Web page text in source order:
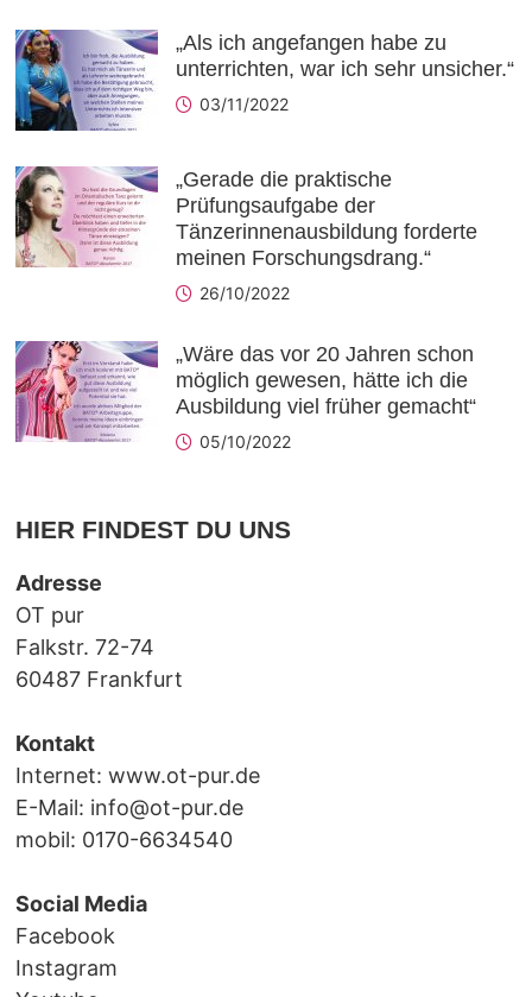
„Als ich angefangen habe zu
unterrichten, war ich sehr unsicher.“
03/11/2022
„Gerade die praktische
Prüfungsaufgabe der
Tänzerinnenausbildung forderte
meinen Forschungsdrang.“
26/10/2022
„Wäre das vor 20 Jahren schon
möglich gewesen, hätte ich die
Ausbildung viel früher gemacht“
05/10/2022
HIER FINDEST DU UNS
Adresse
OT pur
Falkstr. 72-74
60487 Frankfurt
Kontakt
Internet: www.ot-pur.de
E-Mail: info@ot-pur.de
mobil: 0170-6634540
Social Media
Facebook
Instagram